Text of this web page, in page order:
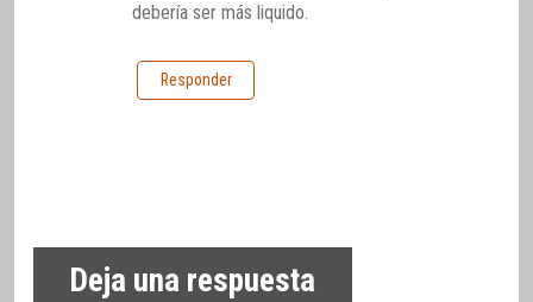
debería ser más liquido.
Responder
Deja una respuesta